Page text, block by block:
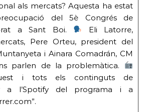
als mercats? Aquesta ha estat
del 5è Congrés de
a Sant Boi.
Eli Latorre,
Pere Orteu, president del
i Ainara Comadrán, CM
parlen de la problemàtica.
i tots els continguts de
a l’Spotify del programa i a